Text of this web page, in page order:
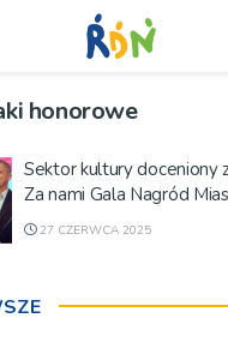
honorowe
Sektor kultury doceniony
Za nami Gala Nagród
27 CZERWCA 2025